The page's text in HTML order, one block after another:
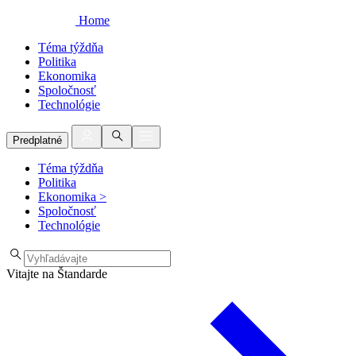
Home
Téma týždňa
Politika
Ekonomika
Spoločnosť
Technológie
Predplatné
Téma týždňa
Politika
Ekonomika >
Spoločnosť
Technológie
Vitajte na Štandarde